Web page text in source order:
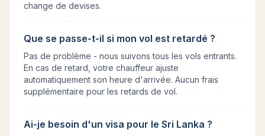
change de devises.
Que se passe-t-il si mon vol est retardé ?
Pas de problème - nous suivons tous les vols entrants.
En cas de retard, votre chauffeur ajuste
automatiquement son heure d'arrivée. Aucun frais
supplémentaire pour les retards de vol.
Ai-je besoin d'un visa pour le Sri Lanka ?